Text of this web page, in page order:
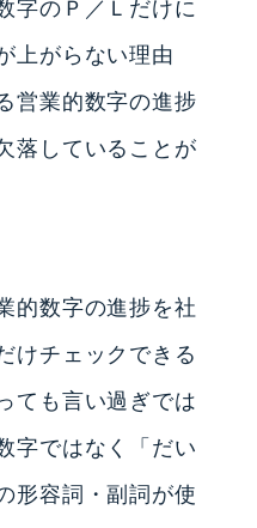
字のＰ／Ｌだけに
上がらない理由
営業的数字の進捗
落していることが
的数字の進捗を社
けチェックできる
ても言い過ぎでは
字ではなく「だい
形容詞・副詞が使